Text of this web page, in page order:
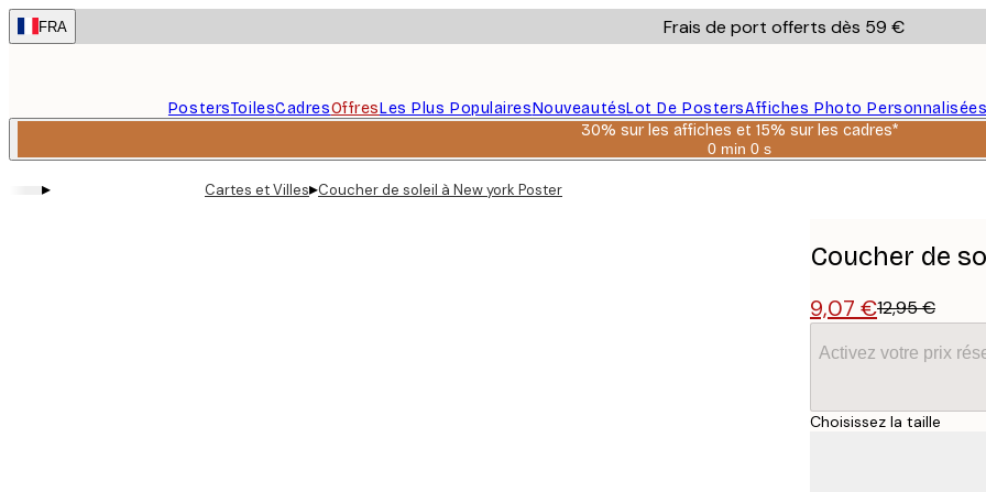
Skip
to
FRA Frais de port offerts dès 59 €
PostersToilesCadresOffresLes Plus PopulairesNouveautésLot De PostersAffiches Photo
30% sur les affiches et 15% sur les cadres*
0 min 0 s
Valable
▸ Cartes et Villes▸Coucher de soleil à New york Poster
Coucher de
9,07 €12,95 €
Activez votre prix
Choisissez la taille